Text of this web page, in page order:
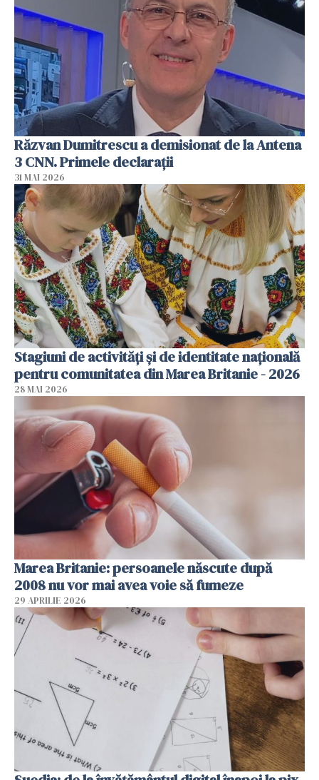
Răzvan Dumitrescu a demisionat de la Antena
3 CNN. Primele declarații
31 MAI 2026
Stagiuni de activități și de identitate națională
pentru comunitatea din Marea Britanie - 2026
28 MAI 2026
Marea Britanie: persoanele născute după
2008 nu vor mai avea voie să fumeze
29 APRILIE 2026